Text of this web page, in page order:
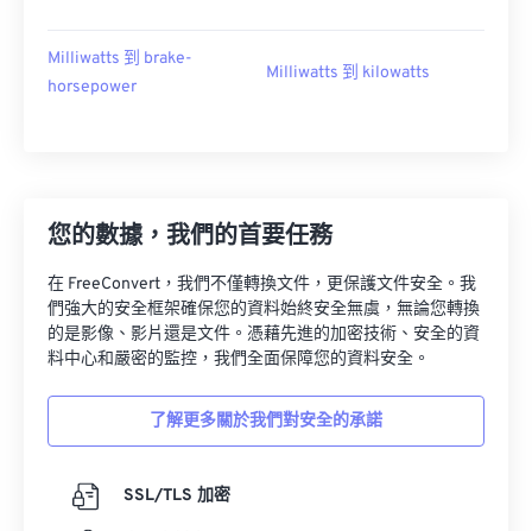
Milliwatts 到 brake-
horsepower
Milliwatts 到 kilowatts
您的數據，我們的首要任務
在 FreeConvert，我們不僅轉換文件，更保護文件安全。我
們強大的安全框架確保您的資料始終安全無虞，無論您轉換
的是影像、影片還是文件。憑藉先進的加密技術、安全的資
料中心和嚴密的監控，我們全面保障您的資料安全。
了解更多關於我們對安全的承諾
SSL/TLS 加密